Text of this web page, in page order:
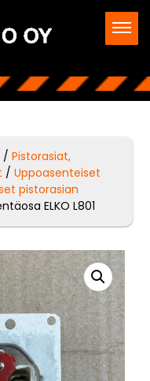
/Pistorasiat,
/Uppoasenteiset
pistorasian
ELKO L801